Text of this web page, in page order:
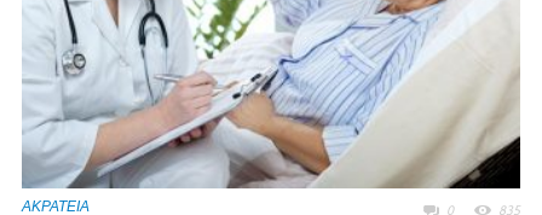
ΑΚΡΑΤΕΙΑ 0 835